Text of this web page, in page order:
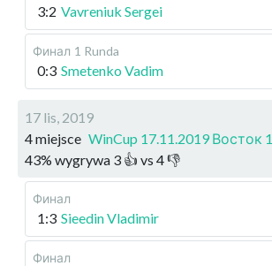
3:2 Vavreniuk Sergei
Финал 1 Runda
0:3 Smetenko Vadim
17 lis, 2019
4 miejsce WinCup 17.11.2019 Восток 1
43% wygrywa 3 👍 vs 4👎
Финал
1:3 Sieedin Vladimir
Финал